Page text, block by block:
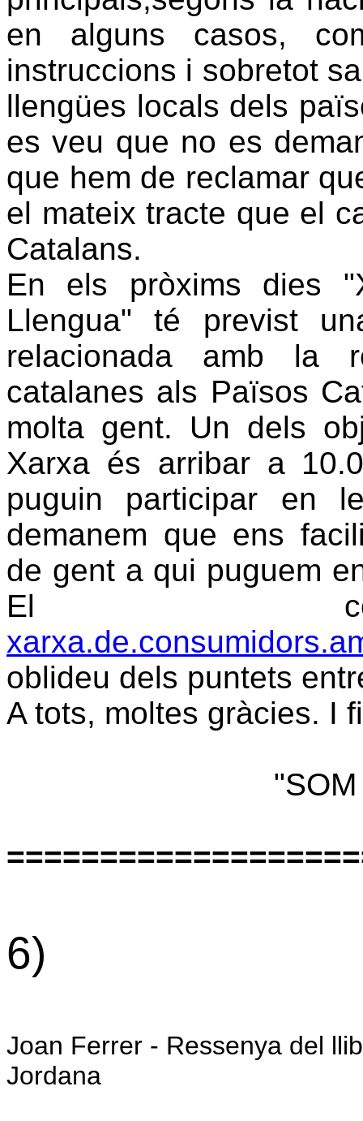
en alguns casos,
instruccions i sobretot
llengües locals dels
es veu que no es
que hem de reclamar
el mateix tracte que el
Catalans.
En els pròxims dies
Llengua" té previst
relacionada amb la
catalanes als Països
molta gent. Un dels
Xarxa és arribar a
puguin participar en
demanem que ens
de gent a qui puguem
El
oblideu dels puntets
A tots, moltes gràcies. I
"SOM DEU
6)
Joan Ferrer - Ressenya del
Jordana